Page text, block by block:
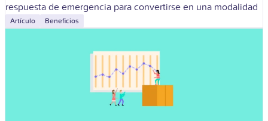
respuesta de emergencia para convertirse en una modalidad
Artículo Beneficios